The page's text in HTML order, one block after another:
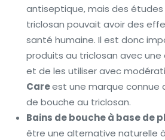
antiseptique, mais des
triclosan pouvait avoir des
santé humaine. Il est donc
produits au triclosan avec
et de les utiliser avec
Careest une marque connue
de bouche au triclosan.
Bains de bouche à base de
être une alternative naturelle